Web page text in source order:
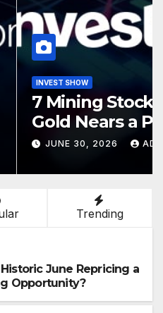
June
Buying
Trending
Historic June Repricing a
Opportunity?